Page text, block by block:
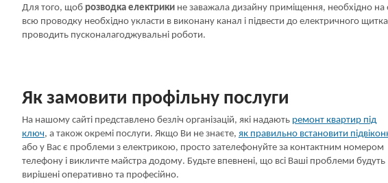
Для того, щоб розводка електрики не заважала дизайну приміщення, необхідно
всю проводку необхідно укласти в виконану канал і підвести до електричного
проводить пусконалагоджувальні роботи.
Як замовити профільну послуги
На нашому сайті представлено безліч організацій, які надають ремонт квартир під
ключ, а також окремі послуги. Якщо Ви не знаєте, як правильно встановити
або у Вас є проблеми з електрикою, просто зателефонуйте за контактним номером
телефону і викличте майстра додому. Будьте впевнені, що всі Ваші проблеми будуть
вирішені оперативно та професійно.